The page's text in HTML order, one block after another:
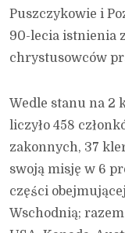
Puszczykowie i
90-lecia istnienia
chrystusowców
Wedle stanu na 2
liczyło 458
zakonnych, 37
swoją misję w 6
części
Wschodnią;